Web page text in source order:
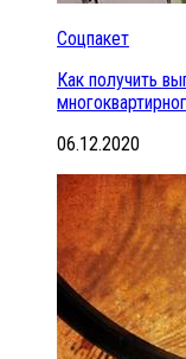
Соцпакет
Как получить
06.12.2020